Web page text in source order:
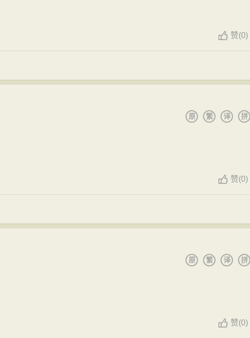
没能去参加进士考试，从而埋下了他一生生活中那辛酸和贫困的因
以至于赞叹的。他写诗不急着立题，而是先要到生活中去发现题
速记录下来，并把它们投进小童子所背负着的小锦囊里。一到家里，
里拿出他白天所投进去的断章零句，当即进行整理，并把它们写成一
这种情况，既心疼又欣慰地说道：“唉，看来我这宝贝孩子写作时非
！你怎么竟连饭也要忘记了去吃呢？”
到创作之中，所以他所创作的大量诗作都成为后人一再赞叹的对
。何当金络脑，快走踏清秋！
呀！”至于以前有人对知名作家余秋雨进行攻击时所集纳的一本名叫
用机率至今仍是很高的。而李贺之所以能有这么个令人欣喜的结果，
“呕心沥血”的创作态度大有关系。
参元、杨敬之、权璩、崔植等为密友，常偕同出游，一小奴骑驴
句，即写投囊中，归家后足成完篇。母郑夫人常说“是儿要当呕出心乃
其友沈子明。死后15年，沈子明嘱杜牧写了序。人们出于对李贺的怀
绯衣使者相召到天上白玉楼作记文；又传其母一夕梦见李贺，说他正
廷发生事变，所奏被搁置。 李贺曾自编其集。有《李贺诗歌集
从小奚奴，骑巨驴，背一古锦囊，遇有所得，即书投囊中，及暮归，
贺十六岁，当年顺宗带病继位（中风），任用王叔文、韦执谊等除
柳宗元等）在诗文中有影射，指称顺宗并非病故，而是遇害而死。李
，李贺十八岁岁左右，即已诗名远播，元和三、四年间（公元808
》谒韩愈，又闻韩愈在洛阳，李贺往谒。据说，韩愈与皇甫湜曾一同
参与组织的河南府试，作《河南府试十二月乐词并闰月》，并一举获
稽之于典”为其辩解，终无可奈何，李贺不得不愤离试院。元和三年
之人，李贺作《高轩过》答谢。十月十四日，李贺在洛阳仁和里坊的
杂叙皇甫湜》。
贺二十一岁，韩愈调为河南令（河南府，治所洛阳），有诗《燕河
赞(0)
拼
译
繁
原
赞(0)
拼
译
繁
原
赞(0)